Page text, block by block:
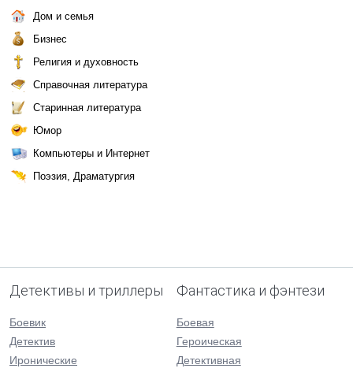
Дом и семья
Бизнес
Религия и духовность
Справочная литература
Старинная литература
Юмор
Компьютеры и Интернет
Поэзия, Драматургия
Детективы и триллеры
Боевик
Детектив
Иронические
Фантастика и фэнтези
Боевая
Героическая
Детективная